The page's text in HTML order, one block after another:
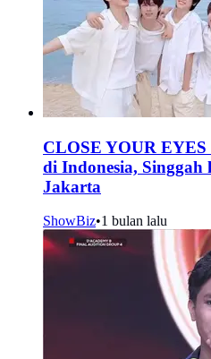
CLOSE YOUR
di Indonesia, Singgah
Jakarta
ShowBiz•1 bulan lalu